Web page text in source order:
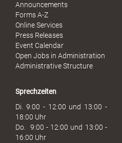
u
h
Announcements
Forms A-Z
Online Services
Press Releases
Event Calendar
Open Jobs in Administration
Administrative Structure
Sprechzeiten
Di. 9:00 - 12:00 und 13:00 -
18:00 Uhr
Do. 9:00 - 12:00 und 13:00 -
16:00 Uhr